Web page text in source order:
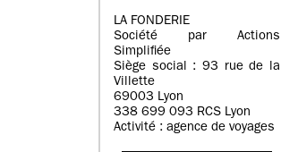
LA FONDERIE
Société par Actions
Simplifiée
Siège social : 93 rue de la
Villette
69003 Lyon
338 699 093 RCS Lyon
Activité : agence de voyages